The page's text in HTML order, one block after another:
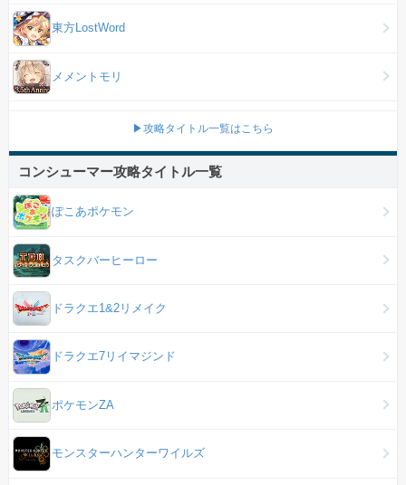
東方LostWord
メメントモリ
▶攻略タイトル一覧はこちら
コンシューマー攻略タイトル一覧
ぽこあポケモン
タスクバーヒーロー
ドラクエ1&2リメイク
ドラクエ7リイマジンド
ポケモンZA
モンスターハンターワイルズ